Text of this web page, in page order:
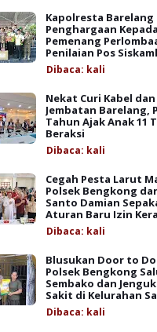
Kapolresta Barelang
Penghargaan Kepada
Pemenang
Penilaian Pos
Dibaca: kali
Nekat Curi Kabel dan
Jembatan Barelang,
Tahun Ajak Anak 11
Beraksi
Dibaca: kali
Cegah Pesta Larut
Polsek Bengkong
Santo Damian
Aturan Baru Izin
Dibaca: kali
Blusukan Door to
Polsek Bengkong
Sembako dan
Sakit di Kelurahan
Dibaca: kali